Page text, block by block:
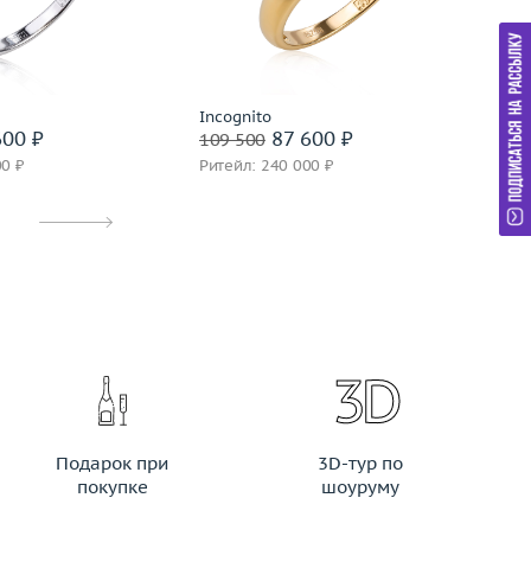
₽
₽
золото 585 пробы
Incognito
109 50087 600 ₽
Ритейл: 240 000 ₽
Материал
золото 585 пробы
Подарок при
покупке
3D-тур по
шоуруму